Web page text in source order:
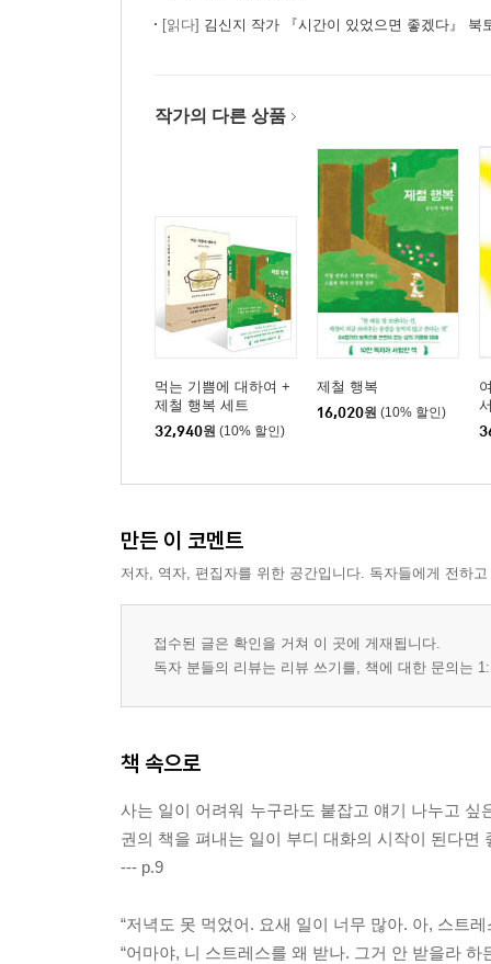
[읽다] 김신지 작가 『시간이 있었으면 좋겠다』 북
작가의 다른 상품
먹는 기쁨에 대하여 +
제철 행복 세트
32,940원 (10% 할인)
제철 행복
16,020원 (10% 할인)
만든 이 코멘트
저자, 역자, 편집자를 위한 공간입니다. 독자들에게 전하
접수된 글은 확인을 거쳐 이 곳에 게재됩니다.
독자 분들의 리뷰는 리뷰 쓰기를, 책에 대한 문의는
책 속으로
사는 일이 어려워 누구라도 붙잡고 얘기 나누고
권의 책을 펴내는 일이 부디 대화의 시작이 된다면
--- p.9
“저녁도 못 먹었어. 요새 일이 너무 많아. 아, 스트
“어마야, 니 스트레스를 왜 받나. 그거 안 받을라 하